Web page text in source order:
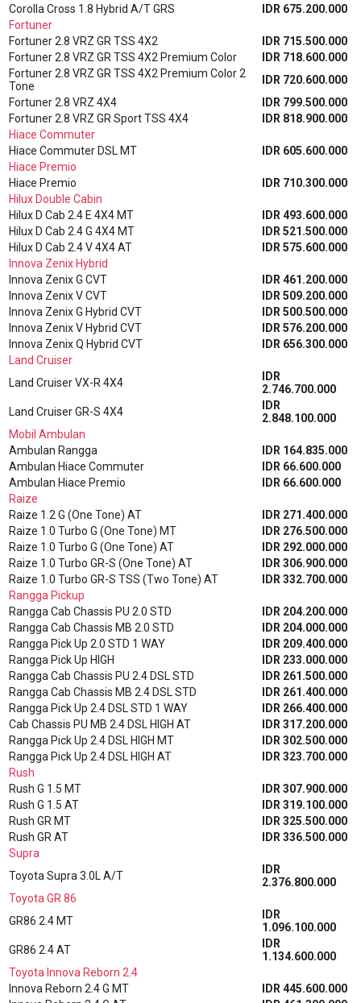
Corolla Cross 1.8 Hybrid A/T GRS
IDR 675.200.000
Fortuner
Fortuner 2.8 VRZ GR TSS 4X2
IDR 715.500.000
Fortuner 2.8 VRZ GR TSS 4X2 Premium Color
IDR 718.600.000
Fortuner 2.8 VRZ GR TSS 4X2 Premium Color 2
Tone
IDR 720.600.000
Fortuner 2.8 VRZ 4X4
IDR 799.500.000
Fortuner 2.8 VRZ GR Sport TSS 4X4
IDR 818.900.000
Hiace Commuter
Hiace Commuter DSL MT
IDR 605.600.000
Hiace Premio
Hiace Premio
IDR 710.300.000
Hilux Double Cabin
Hilux D Cab 2.4 E 4X4 MT
IDR 493.600.000
Hilux D Cab 2.4 G 4X4 MT
IDR 521.500.000
Hilux D Cab 2.4 V 4X4 AT
IDR 575.600.000
Innova Zenix Hybrid
Innova Zenix G CVT
IDR 461.200.000
Innova Zenix V CVT
IDR 509.200.000
Innova Zenix G Hybrid CVT
IDR 500.500.000
Innova Zenix V Hybrid CVT
IDR 576.200.000
Innova Zenix Q Hybrid CVT
IDR 656.300.000
Land Cruiser
Land Cruiser VX-R 4X4
IDR
2.746.700.000
Land Cruiser GR-S 4X4
IDR
2.848.100.000
Mobil Ambulan
Ambulan Rangga
IDR 164.835.000
Ambulan Hiace Commuter
IDR 66.600.000
Ambulan Hiace Premio
IDR 66.600.000
Raize
Raize 1.2 G (One Tone) AT
IDR 271.400.000
Raize 1.0 Turbo G (One Tone) MT
IDR 276.500.000
Raize 1.0 Turbo G (One Tone) AT
IDR 292.000.000
Raize 1.0 Turbo GR-S (One Tone) AT
IDR 306.900.000
Raize 1.0 Turbo GR-S TSS (Two Tone) AT
IDR 332.700.000
Rangga Pickup
Rangga Cab Chassis PU 2.0 STD
IDR 204.200.000
Rangga Cab Chassis MB 2.0 STD
IDR 204.000.000
Rangga Pick Up 2.0 STD 1 WAY
IDR 209.400.000
Rangga Pick Up HIGH
IDR 233.000.000
Rangga Cab Chassis PU 2.4 DSL STD
IDR 261.500.000
Rangga Cab Chassis MB 2.4 DSL STD
IDR 261.400.000
Rangga Pick Up 2.4 DSL STD 1 WAY
IDR 266.400.000
Cab Chassis PU MB 2.4 DSL HIGH AT
IDR 317.200.000
Rangga Pick Up 2.4 DSL HIGH MT
IDR 302.500.000
Rangga Pick Up 2.4 DSL HIGH AT
IDR 323.700.000
Rush
Rush G 1.5 MT
IDR 307.900.000
Rush G 1.5 AT
IDR 319.100.000
Rush GR MT
IDR 325.500.000
Rush GR AT
IDR 336.500.000
Supra
Toyota Supra 3.0L A/T
IDR
2.376.800.000
Toyota GR 86
GR86 2.4 MT
IDR
1.096.100.000
GR86 2.4 AT
IDR
1.134.600.000
Toyota Innova Reborn 2.4
Innova Reborn 2.4 G MT
IDR 445.600.000